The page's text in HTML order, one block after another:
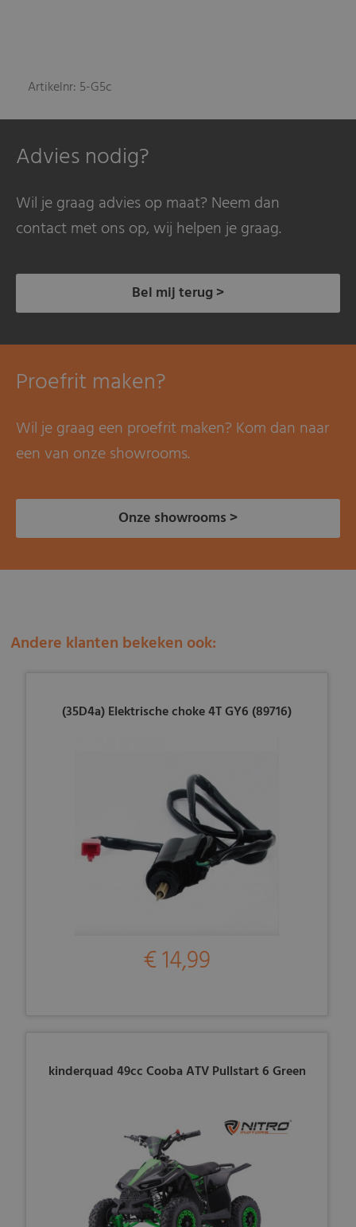
Artikelnr: 5-G5c
Advies nodig?
Wil je graag advies op maat? Neem dan
contact met ons op, wij helpen je graag.
Bel mij terug >
Proefrit maken?
Wil je graag een proefrit maken? Kom dan naar
een van onze showrooms.
Onze showrooms >
Andere klanten bekeken ook:
(35D4a) Elektrische choke 4T GY6 (89716)
€ 14,99
kinderquad 49cc Cooba ATV Pullstart 6 Green